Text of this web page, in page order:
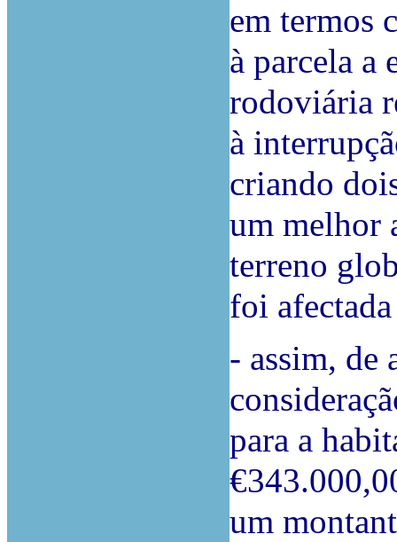
em termos
à parcela a
rodoviária
à
criando
um melhor
terreno
foi
- assim, de
para a
um